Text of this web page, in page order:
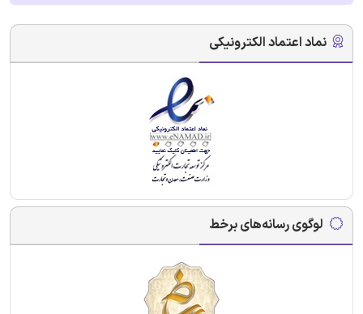
نماد اعتماد الکترونیکی
لوگوی رسانه‌های برخط